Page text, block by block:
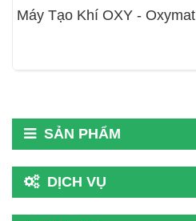
Máy Tạo Khí OXY - Oxymat
SẢN PHẨM
DỊCH VỤ